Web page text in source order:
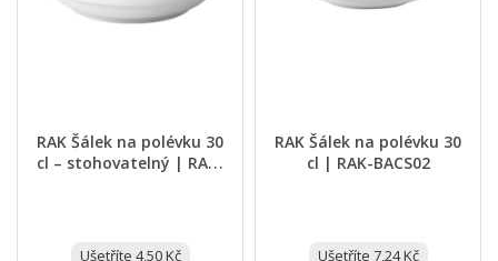
RAK Šálek na polévku 30
cl – stohovatelný | RAK-
Ušetříte 4,50 Kč
RAK Šálek na polévku 30
cl | RAK-BACS02
Ušetříte 7,24 Kč